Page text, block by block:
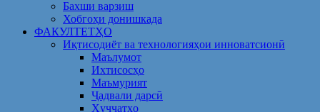
Бахши варзиш
Хобгоҳи донишкада
ФАКУЛТЕТҲО
Иқтисодиёт ва технологияҳои инноватсионӣ
Маълумот
Ихтисосҳо
Маъмурият
Ҷадвали дарсӣ
Ҳуҷҷатҳо